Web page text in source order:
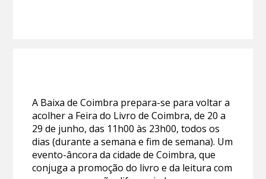
A Baixa de Coimbra prepara-se para voltar a
acolher a Feira do Livro de Coimbra, de 20 a
29 de junho, das 11h00 às 23h00, todos os
dias (durante a semana e fim de semana). Um
evento-âncora da cidade de Coimbra, que
conjuga a promoção do livro e da leitura com